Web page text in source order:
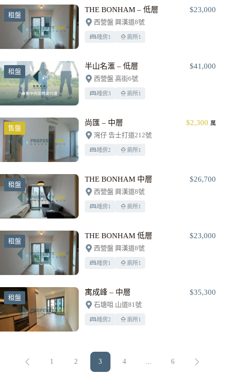
租盤
THE BONHAM – 低層 $23,000
西營盤 興漢道8號
睡房1 廁所1
租盤
半山名滙 – 低層 $41,000
西營盤 高街6號
睡房3 廁所1
售盤
尚匯 – 中層 $2,300 萬
灣仔 告士打道212號
睡房2 廁所1
租盤
THE BONHAM 中層 $26,700
西營盤 興漢道8號
睡房1 廁所1
租盤
THE BONHAM 低層 $23,000
西營盤 興漢道8號
睡房1 廁所1
租盤
寓成峰 – 中層 $35,300
石塘咀 山道81號
睡房2 廁所1
1 2 3 4 ... 6